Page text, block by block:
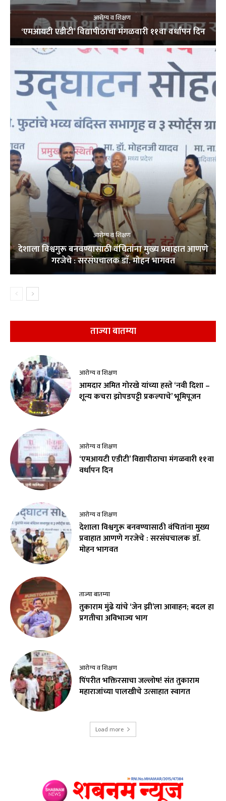
आरोग्य व शिक्षण
‘एमआयटी एडीटी’ विद्यापीठाचा मंगळवारी ११वा वर्धापन दिन
आरोग्य व शिक्षण
देशाला विश्वगुरू बनवण्यासाठी वंचितांना मुख्य प्रवाहात आणणे
गरजेचे : सरसंघचालक डाॅ. मोहन भागवत
ताज्या बातम्या
आरोग्य व शिक्षण
आमदार अमित गोरखे यांच्या हस्ते ‘नवी दिशा –
शून्य कचरा झोपडपट्टी प्रकल्पाचे’ भूमिपूजन
आरोग्य व शिक्षण
‘एमआयटी एडीटी’ विद्यापीठाचा मंगळवारी ११वा
वर्धापन दिन
आरोग्य व शिक्षण
देशाला विश्वगुरू बनवण्यासाठी वंचितांना मुख्य
प्रवाहात आणणे गरजेचे : सरसंघचालक डाॅ.
मोहन भागवत
ताज्या बातम्या
तुकाराम मुंढे यांचे ‘जेन झी’ला आवाहन; बदल हा
प्रगतीचा अविभाज्य भाग
आरोग्य व शिक्षण
पिंपरीत भक्तिरसाचा जल्लोष! संत तुकाराम
महाराजांच्या पालखीचे उत्साहात स्वागत
Load more